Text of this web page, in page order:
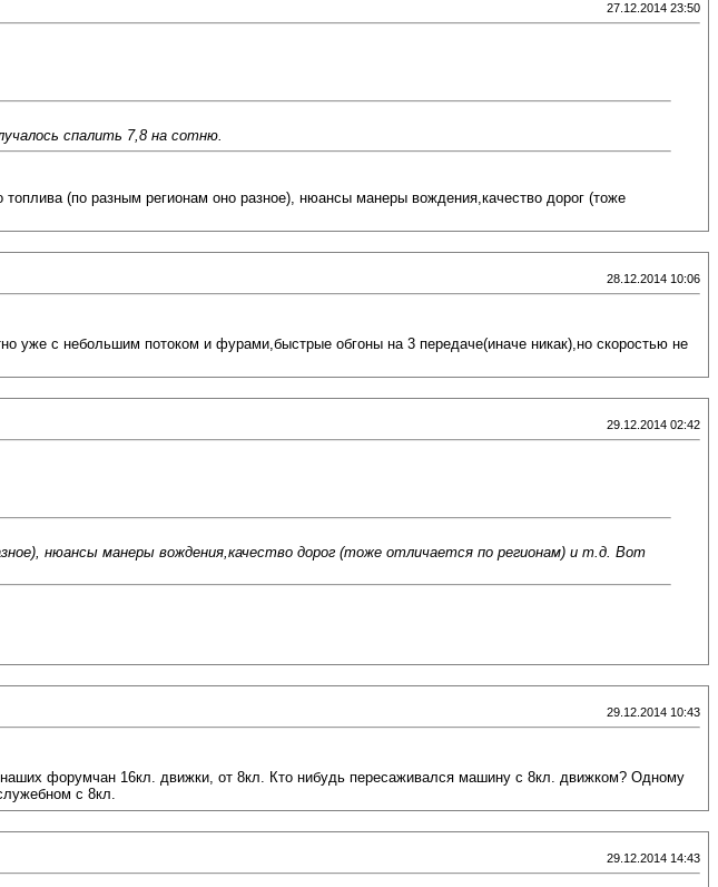
27.12.2014 23:50
спалить 7,8 на сотню.
(по разным регионам оно разное), нюансы манеры вождения,качество дорог (тоже
28.12.2014 10:06
уже с небольшим потоком и фурами,быстрые обгоны на 3 передаче(иначе никак),но скоростью не
29.12.2014 02:42
нюансы манеры вождения,качество дорог (тоже отличается по регионам) и т.д. Вот
29.12.2014 10:43
форумчан 16кл. движки, от 8кл. Кто нибудь пересаживался машину с 8кл. движком? Одному
с 8кл.
29.12.2014 14:43